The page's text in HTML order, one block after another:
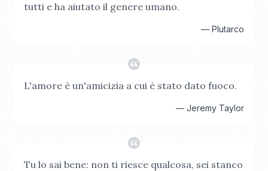
tutti e ha aiutato il genere umano.
— Plutarco
L'amore è un'amicizia a cui è stato dato fuoco.
— Jeremy Taylor
Tu lo sai bene: non ti riesce qualcosa, sei stanco